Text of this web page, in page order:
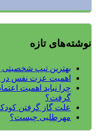
نوشته‌های تازه
بهترین تیپ
اهمیت عزت نفس
چرا نباید اهمیت
گرفت؟
علت گاز گرفتن
مهرطلبی چیست؟